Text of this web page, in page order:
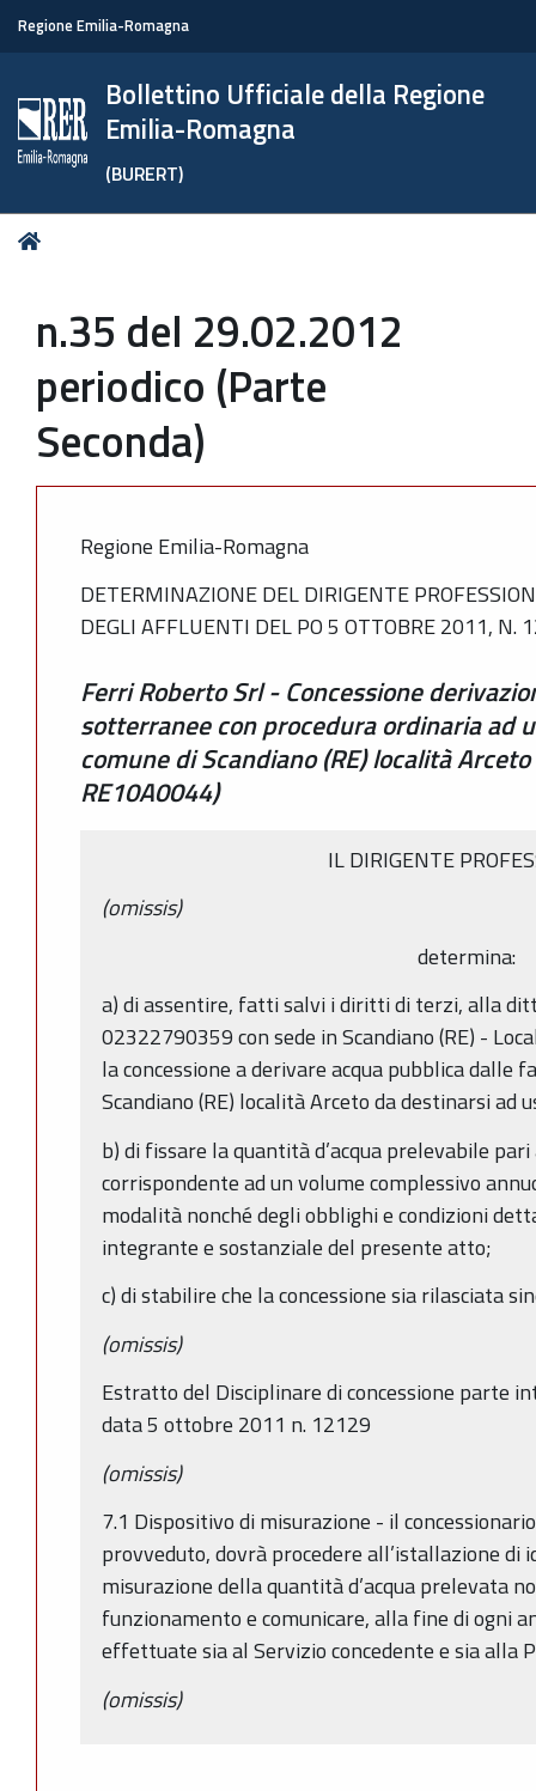
Regione Emilia-Romagna
Bollettino Ufficiale della Regione
Emilia-Romagna
(BURERT)
Tu
n.35 del 29.02.2012
periodico (Parte
Seconda)
Regione Emilia-Romagna
DETERMINAZIONE DEL DIRIGENTE
DEGLI AFFLUENTI DEL PO 5 OTTOBRE 2011, N.
Ferri Roberto Srl - Concessione
sotterranee con procedura ordinaria ad
comune di Scandiano (RE) località
RE10A0044)
IL DIRIGENTE
(omissis)
determina:
a) di assentire, fatti salvi i diritti di terzi, alla
02322790359 con sede in Scandiano (RE) -
la concessione a derivare acqua pubblica dalle
Scandiano (RE) località Arceto da destinarsi ad
b) di fissare la quantità d’acqua prelevabile
corrispondente ad un volume complessivo
modalità nonché degli obblighi e condizioni
integrante e sostanziale del presente atto;
c) di stabilire che la concessione sia rilasciata
(omissis)
Estratto del Disciplinare di concessione parte
data 5 ottobre 2011 n. 12129
(omissis)
7.1 Dispositivo di misurazione - il
provveduto, dovrà procedere all’istallazione
misurazione della quantità d’acqua prelevata
funzionamento e comunicare, alla fine di ogni
effettuate sia al Servizio concedente e sia alla
(omissis)